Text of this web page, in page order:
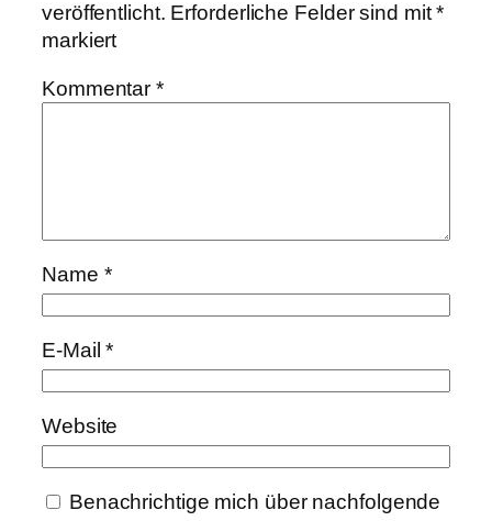
veröffentlicht. Erforderliche Felder sind mit*
markiert
Kommentar*
Name *
E-Mail*
Website
Benachrichtige mich über nachfolgende